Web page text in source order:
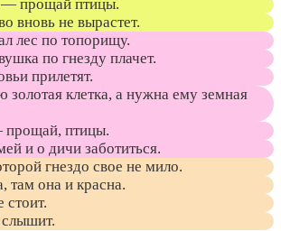
— прощай птицы.
вновь не вырастет.
лес по топорищу.
по гнезду плачет.
прилетят.
клетка, а нужна ему земная
птицы.
и о дичи заботиться.
гнездо свое не мило.
там она и красна.
стоит.